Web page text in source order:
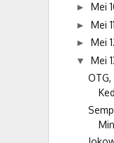
► Mei
► Mei 11
► Mei
▼ Mei